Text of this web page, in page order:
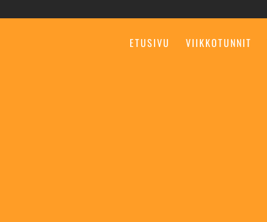
ETUSIVU VIIKKOTUNNIT